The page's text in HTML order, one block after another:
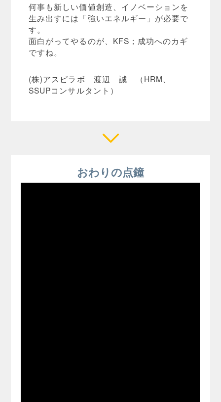
何事も新しい価値創造、イノベーションを
生み出すには「強いエネルギー」が必要で
す。
面白がってやるのが、KFS；成功へのカギ
ですね。
(株)アスピラボ 渡辺 誠 （HRM、
SSUPコンサルタント）
おわりの点鐘